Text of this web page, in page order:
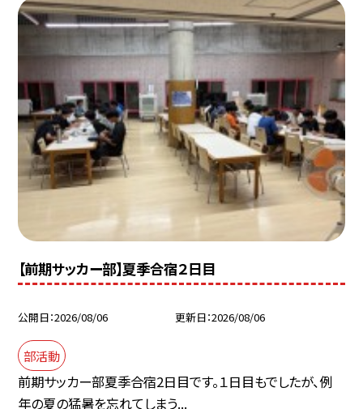
【前期サッカー部】夏季合宿２日目
公開日 2026/08/06 更新日 2026/08/06
部活動
前期サッカー部夏季合宿2日目です。１日目もでしたが、例
年の夏の猛暑を忘れてしまう...